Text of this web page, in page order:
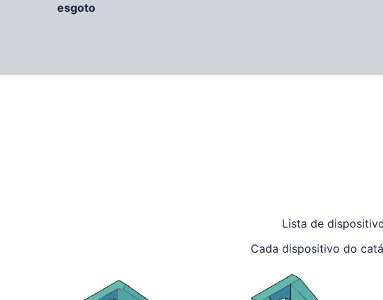
esgoto
Lista de
Cada dispositivo do